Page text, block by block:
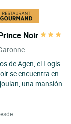
Noir
de Agen, el Logis
se encuentra en
una mansión